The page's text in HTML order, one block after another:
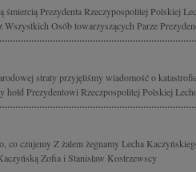
śmiercią Prezydenta Rzeczypospolitej Polskiej
Osób towarzyszących Parze
straty przyjęliśmy wiadomość o
hołd Prezydentowi Rzeczpospolitej Polskiej
co czujemy Z żalem żegnamy Lecha
Zofia i Stanisław Kostrzewscy